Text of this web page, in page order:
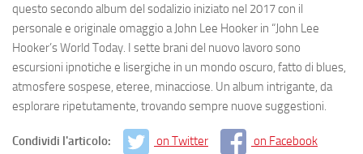
questo secondo album del sodalizio iniziato nel 2017 con il
personale e originale omaggio a John Lee Hooker in “John Lee
Hooker’s World Today. I sette brani del nuovo lavoro sono
escursioni ipnotiche e lisergiche in un mondo oscuro, fatto di blues,
atmosfere sospese, eteree, minacciose. Un album intrigante, da
esplorare ripetutamente, trovando sempre nuove suggestioni.
Condividi l'articolo: on Twitter on Facebook